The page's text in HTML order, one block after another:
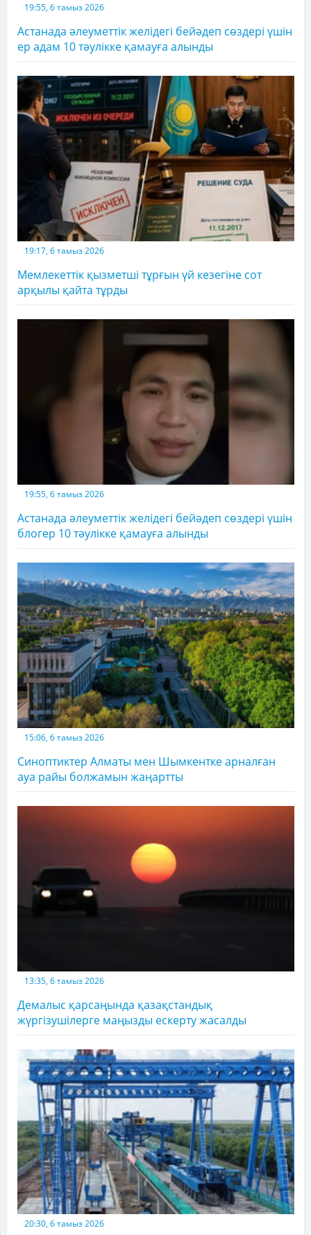
19:55, 6 тамыз 2026
Астанада әлеуметтік желідегі бейәдеп сөздері үшін
ер адам 10 тәулікке қамауға алынды
19:17, 6 тамыз 2026
Мемлекеттік қызметші тұрғын үй кезегіне сот
арқылы қайта тұрды
19:55, 6 тамыз 2026
Астанада әлеуметтік желідегі бейәдеп сөздері үшін
блогер 10 тәулікке қамауға алынды
15:06, 6 тамыз 2026
Синоптиктер Алматы мен Шымкентке арналған
ауа райы болжамын жаңартты
13:35, 6 тамыз 2026
Демалыс қарсаңында қазақстандық
жүргізушілерге маңызды ескерту жасалды
20:30, 6 тамыз 2026